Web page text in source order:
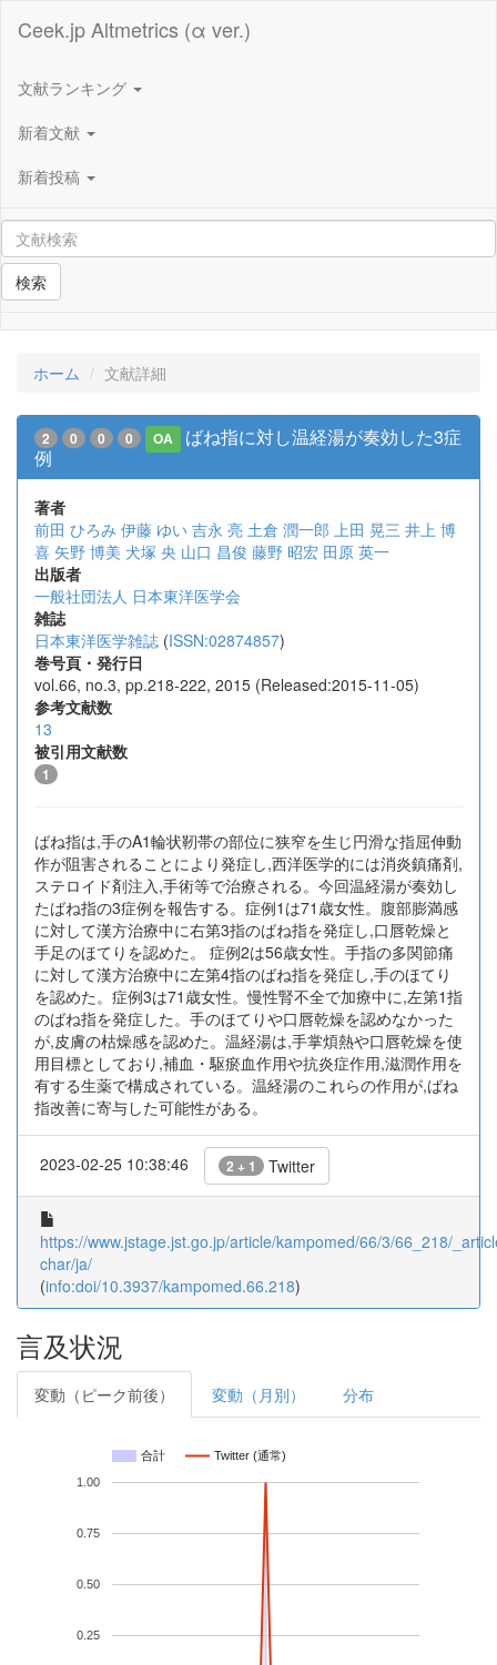
Ceek.jp Altmetrics (α ver.)
文献ランキング
新着文献
新着投稿
検索
ホーム 文献詳細
2 0 0 0 OA
ばね指に対し温経湯が奏効した3症
例
著者
前田 ひろみ 伊藤 ゆい 吉永 亮 土倉 潤一郎 上田 晃三 井上 博
喜 矢野 博美 犬塚 央 山口 昌俊 藤野 昭宏 田原 英一
出版者
一般社団法人 日本東洋医学会
雑誌
日本東洋医学雑誌 (ISSN:02874857)
巻号頁・発行日
vol.66, no.3, pp.218-222, 2015 (Released:2015-11-05)
参考文献数
13
被引用文献数
1
ばね指は,手のA1輪状靭帯の部位に狭窄を生じ円滑な指屈伸動
作が阻害されることにより発症し,西洋医学的には消炎鎮痛剤,
ステロイド剤注入,手術等で治療される。今回温経湯が奏効し
たばね指の3症例を報告する。症例1は71歳女性。腹部膨満感
に対して漢方治療中に右第3指のばね指を発症し,口唇乾燥と
手足のほてりを認めた。 症例2は56歳女性。手指の多関節痛
に対して漢方治療中に左第4指のばね指を発症し,手のほてり
を認めた。症例3は71歳女性。慢性腎不全で加療中に,左第1指
のばね指を発症した。手のほてりや口唇乾燥を認めなかった
が,皮膚の枯燥感を認めた。温経湯は,手掌煩熱や口唇乾燥を使
用目標としており,補血・駆瘀血作用や抗炎症作用,滋潤作用を
有する生薬で構成されている。温経湯のこれらの作用が,ばね
指改善に寄与した可能性がある。
2023-02-25 10:38:46 2 + 1 Twitter
https://www.jstage.jst.go.jp/article/kampomed/66/3/66_218/
char/ja/
(info:doi/10.3937/kampomed.66.218)
言及状況
変動（ピーク前後） 変動（月別） 分布
合計 Twitter (通常)
0.25
0.50
0.75
1.00